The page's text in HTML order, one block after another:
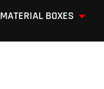
MATERIAL BOXES